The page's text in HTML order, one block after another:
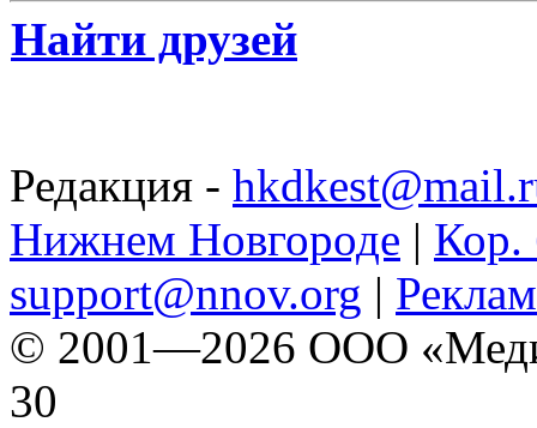
Найти друзей
Редакция -
Нижнем Новгороде | Кор.
support@nnov.org |
© 2001—2026 ООО
30